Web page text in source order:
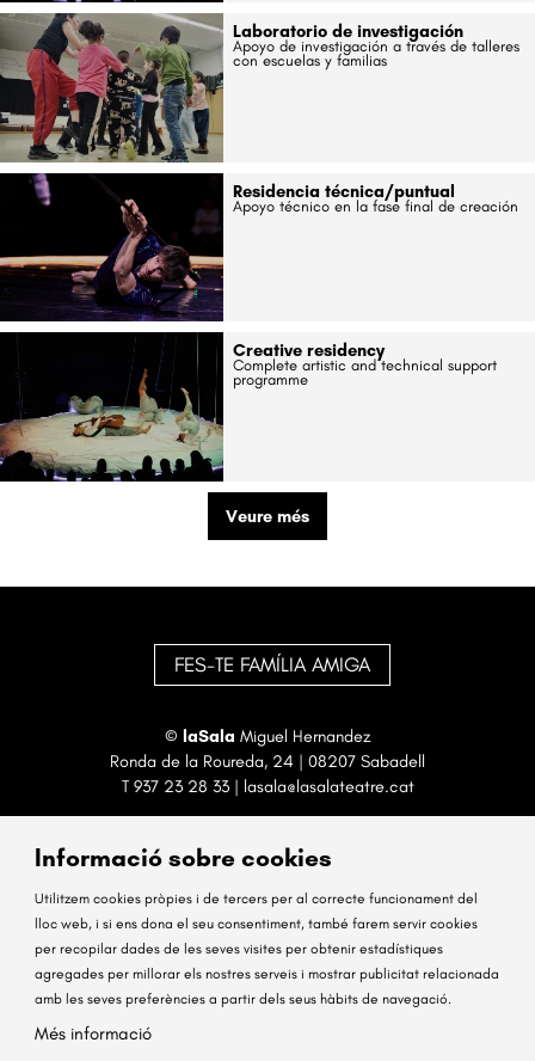
Laboratorio de investigación
Apoyo de investigación a través de talleres
con escuelas y familias
Residencia técnica/puntual
Apoyo técnico en la fase final de creación
Creative residency
Complete artistic and technical support
programme
Veure més
FES-TE FAMÍLIA AMIGA
© laSala Miguel Hernandez
Ronda de la Roureda, 24 | 08207 Sabadell
T 937 23 28 33| lasala@lasalateatre.cat
Sitemap Avís Legal Ús de Cookies Contactar
Link a instagram
Link a facebook
Informació sobre cookies
Utilitzem cookies pròpies i de tercers per al correcte funcionament del
lloc web, i si ens dona el seu consentiment, també farem servir cookies
per recopilar dades de les seves visites per obtenir estadístiques
agregades per millorar els nostres serveis i mostrar publicitat relacionada
amb les seves preferències a partir dels seus hàbits de navegació.
Més informació